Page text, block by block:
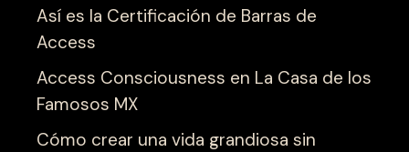
Así es la Certificación de Barras de
Access
Access Consciousness en La Casa de los
Famosos MX
Cómo crear una vida grandiosa sin